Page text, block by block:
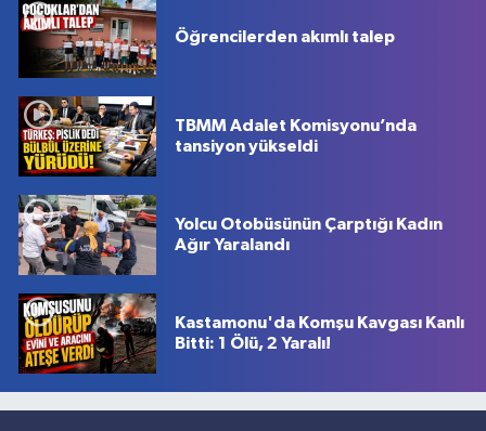
Öğrencilerden akımlı talep
TBMM Adalet Komisyonu’nda
tansiyon yükseldi
Yolcu Otobüsünün Çarptığı Kadın
Ağır Yaralandı
Kastamonu'da Komşu Kavgası Kanlı
Bitti: 1 Ölü, 2 Yaralı!